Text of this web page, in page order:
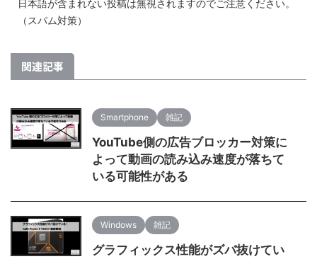
日本語が含まれない投稿は無視されますのでご注意ください。
（スパム対策）
関連記事
Smartphone 雑記
YouTube側の広告ブロッカー対策に
よって動画の読み込み速度が落ちて
いる可能性がある
Windows 雑記
グラフィックス性能がズバ抜けてい